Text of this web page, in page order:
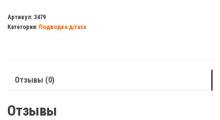
подводка
армированная
80см
Артикул: 3479
Категория: Подводка д/газа
Отзывы (0)
Отзывы